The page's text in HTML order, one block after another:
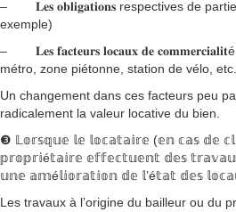
– 𝐋𝐞𝐬 𝐨𝐛𝐥𝐢𝐠𝐚𝐭𝐢𝐨𝐧𝐬 respectives de
exemple)
– 𝐋𝐞𝐬 𝐟𝐚𝐜𝐭𝐞𝐮𝐫𝐬 𝐥𝐨𝐜𝐚𝐮𝐱 𝐝𝐞
métro, zone piétonne, station de vélo,
Un changement dans ces facteurs peu
radicalement la valeur locative du bien.
❸ 𝕃𝕠𝕣𝕤𝕢𝕦𝕖 𝕝𝕖 𝕝𝕠𝕔𝕒𝕥𝕒𝕚𝕣𝕖 (𝕖𝕟 𝕔𝕒𝕤 𝕕𝕖
𝕡𝕣𝕠𝕡𝕣𝕚é𝕥𝕒𝕚𝕣𝕖 𝕖𝕗𝕗𝕖𝕔𝕥𝕦𝕖𝕟𝕥 𝕕𝕖𝕤
𝕦𝕟𝕖 𝕒𝕞é𝕝𝕚𝕠𝕣𝕒𝕥𝕚𝕠𝕟 𝕕𝕖 𝕝’é𝕥𝕒𝕥 𝕕𝕖𝕤
Les travaux à l’origine du bailleur ou du